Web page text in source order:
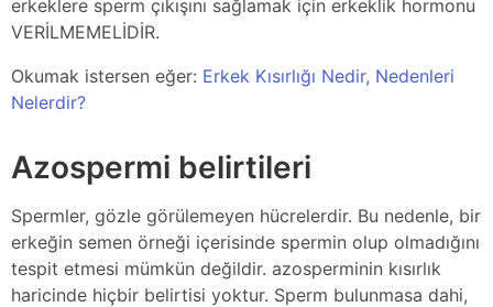
erkeklere sperm çıkışını sağlamak için erkeklik hormonu
VERİLMEMELİDİR.
Okumak istersen eğer: Erkek Kısırlığı Nedir, Nedenleri
Nelerdir?
Azospermi belirtileri
Spermler, gözle görülemeyen hücrelerdir. Bu nedenle, bir
erkeğin semen örneği içerisinde spermin olup olmadığını
tespit etmesi mümkün değildir. azosperminin kısırlık
haricinde hiçbir belirtisi yoktur. Sperm bulunmasa dahi,